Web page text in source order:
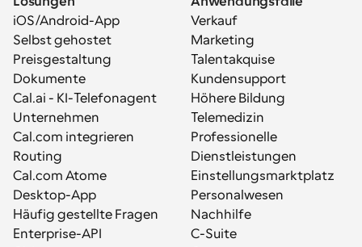
iOS/Android-App
Selbst gehostet
Preisgestaltung
Dokumente
Cal.ai - KI-Telefonagent
Unternehmen
Cal.com integrieren
Routing
Cal.com Atome
Desktop-App
Häufig gestellte Fragen
Enterprise-API
Verkauf
Marketing
Talentakquise
Kundensupport
Höhere Bildung
Telemedizin
Professionelle
Dienstleistungen
Einstellungsmarktplatz
Personalwesen
Nachhilfe
C-Suite